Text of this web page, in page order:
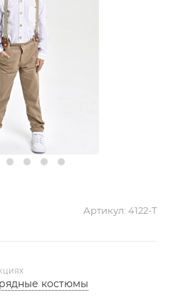
Артикул: 4122-T
костюмы